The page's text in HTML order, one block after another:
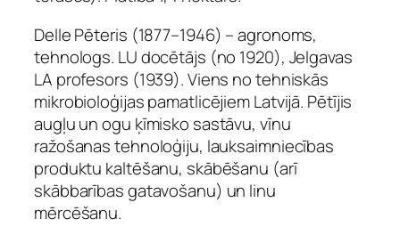
Delle Pēteris (1877–1946) – agronoms,
tehnologs. LU docētājs (no 1920), Jelgavas
LA profesors (1939). Viens no tehniskās
mikrobioloģijas pamatlicējiem Latvijā. Pētījis
augļu un ogu ķīmisko sastāvu, vīnu
ražošanas tehnoloģiju, lauksaimniecības
produktu kaltēšanu, skābēšanu (arī
skābbarības gatavošanu) un linu
mērcēšanu.